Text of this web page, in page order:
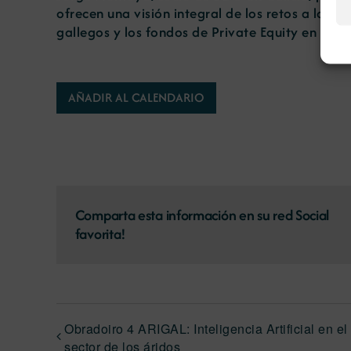
ofrecen una visión integral de los retos a los
gallegos y los fondos de Private Equity en el
AÑADIR AL CALENDARIO
Comparta esta información en su red Social
favorita!
Obradoiro 4 ARIGAL: Inteligencia Artificial en el
sector de los áridos